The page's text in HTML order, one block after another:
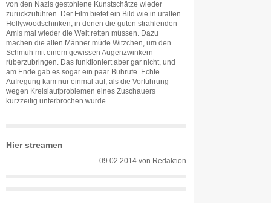
von den Nazis gestohlene Kunstschätze wieder
zurückzuführen. Der Film bietet ein Bild wie in uralten
Hollywoodschinken, in denen die guten strahlenden
Amis mal wieder die Welt retten müssen. Dazu
machen die alten Männer müde Witzchen, um den
Schmuh mit einem gewissen Augenzwinkern
rüberzubringen. Das funktioniert aber gar nicht, und
am Ende gab es sogar ein paar Buhrufe. Echte
Aufregung kam nur einmal auf, als die Vorführung
wegen Kreislaufproblemen eines Zuschauers
kurzzeitig unterbrochen wurde...
Hier streamen
09.02.2014 von Redaktion